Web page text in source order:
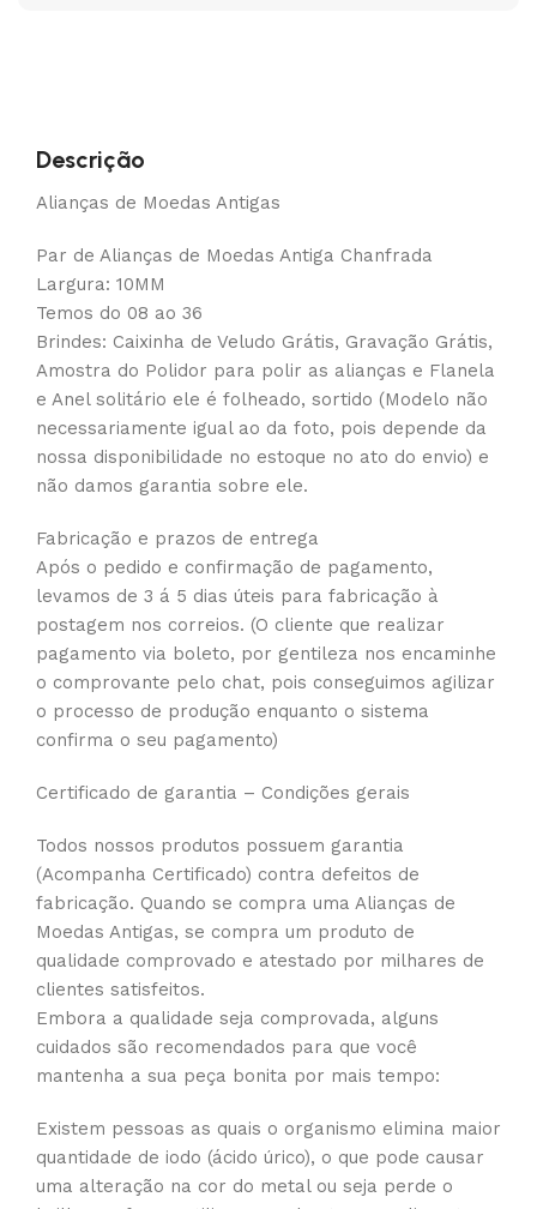
Descrição
Alianças de Moedas Antigas
Par de Alianças de Moedas Antiga Chanfrada
Largura: 10MM
Temos do 08 ao 36
Brindes: Caixinha de Veludo Grátis, Gravação Grátis,
Amostra do Polidor para polir as alianças e Flanela
e Anel solitário ele é folheado, sortido (Modelo não
necessariamente igual ao da foto, pois depende da
nossa disponibilidade no estoque no ato do envio) e
não damos garantia sobre ele.
Fabricação e prazos de entrega
Após o pedido e confirmação de pagamento,
levamos de 3 á 5 dias úteis para fabricação à
postagem nos correios. (O cliente que realizar
pagamento via boleto, por gentileza nos encaminhe
o comprovante pelo chat, pois conseguimos agilizar
o processo de produção enquanto o sistema
confirma o seu pagamento)
Certificado de garantia – Condições gerais
Todos nossos produtos possuem garantia
(Acompanha Certificado) contra defeitos de
fabricação. Quando se compra uma Alianças de
Moedas Antigas, se compra um produto de
qualidade comprovado e atestado por milhares de
clientes satisfeitos.
Embora a qualidade seja comprovada, alguns
cuidados são recomendados para que você
mantenha a sua peça bonita por mais tempo:
Existem pessoas as quais o organismo elimina maior
quantidade de iodo (ácido úrico), o que pode causar
uma alteração na cor do metal ou seja perde o